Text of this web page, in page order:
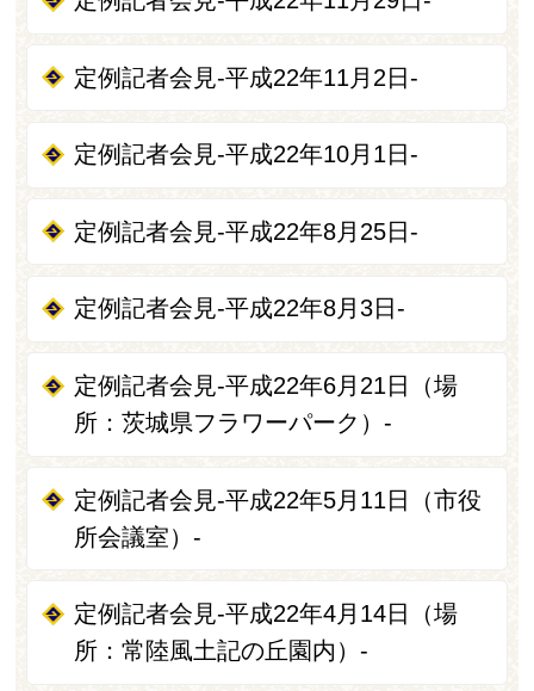
定例記者会見-平成22年11月2日-
定例記者会見-平成22年10月1日-
定例記者会見-平成22年8月25日-
定例記者会見-平成22年8月3日-
定例記者会見-平成22年6月21日（場
所：茨城県フラワーパーク）-
定例記者会見-平成22年5月11日（市役
所会議室）-
定例記者会見-平成22年4月14日（場
所：常陸風土記の丘園内）-